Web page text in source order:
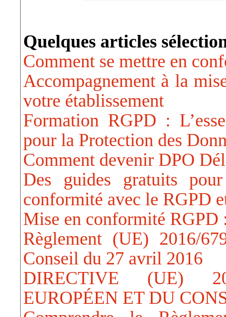
Quelques articles
Comment se mettre en
Accompagnement à la
votre établissement
Formation RGPD :
pour la Protection des
Comment devenir DPO
Des guides gratuits
conformité avec le RGPD
Mise en conformité RGPD
Règlement (UE) 2016/
Conseil du 27 avril 2016
DIRECTIVE (UE)
EUROPÉEN ET DU